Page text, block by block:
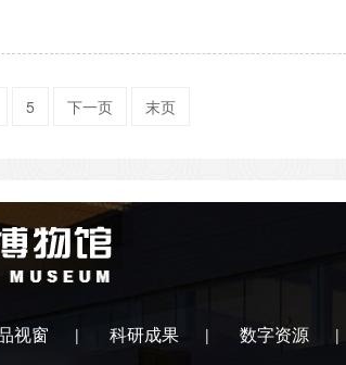
5 下一页 末页
视窗 | 科研成果 | 数字资源 |